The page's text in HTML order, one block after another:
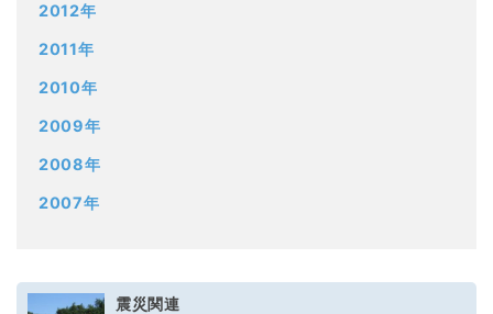
2012年
2011年
2010年
2009年
2008年
2007年
震災関連